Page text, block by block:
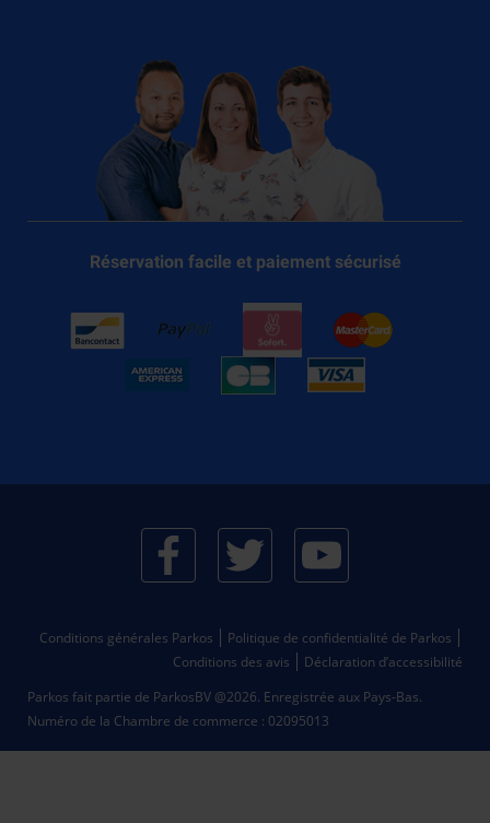
Réservation facile et paiement sécurisé
Parkos fait partie de ParkosBV @2026. Enregistrée aux Pays-Bas.
Numéro de la Chambre de commerce : 02095013
Conditions générales Parkos
Politique de confidentialité de Parkos
Conditions des avis
Déclaration d’accessibilité